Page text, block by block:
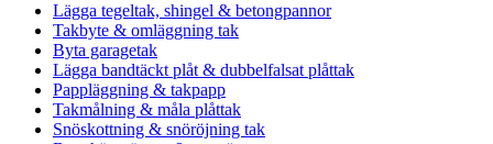
Lägga tegeltak, shingel & betongpannor
Takbyte & omläggning tak
Byta garagetak
Lägga bandtäckt plåt & dubbelfalsat plåttak
Pappläggning & takpapp
Takmålning & måla plåttak
Snöskottning & snöröjning tak